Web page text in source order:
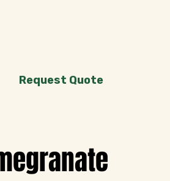
Request Quote